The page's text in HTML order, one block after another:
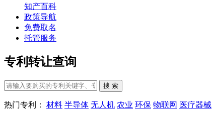
知产百科
政策导航
免费取名
托管服务
专利转让查询
搜 索
热门专利： 材料 半导体 无人机 农业 环保 物联网 医疗器械